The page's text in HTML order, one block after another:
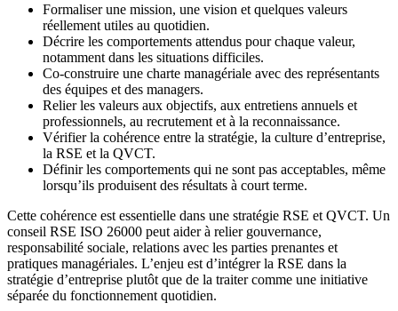
Formaliser une mission, une vision et quelques valeurs
réellement utiles au quotidien.
Décrire les comportements attendus pour chaque valeur,
notamment dans les situations difficiles.
Co-construire une charte managériale avec des représentants
des équipes et des managers.
Relier les valeurs aux objectifs, aux entretiens annuels et
professionnels, au recrutement et à la reconnaissance.
Vérifier la cohérence entre la stratégie, la culture d’entreprise,
la RSE et la QVCT.
Définir les comportements qui ne sont pas acceptables, même
lorsqu’ils produisent des résultats à court terme.
Cette cohérence est essentielle dans une stratégie RSE et QVCT. Un
conseil RSE ISO 26000 peut aider à relier gouvernance,
responsabilité sociale, relations avec les parties prenantes et
pratiques managériales. L’enjeu est d’intégrer la RSE dans la
stratégie d’entreprise plutôt que de la traiter comme une initiative
séparée du fonctionnement quotidien.